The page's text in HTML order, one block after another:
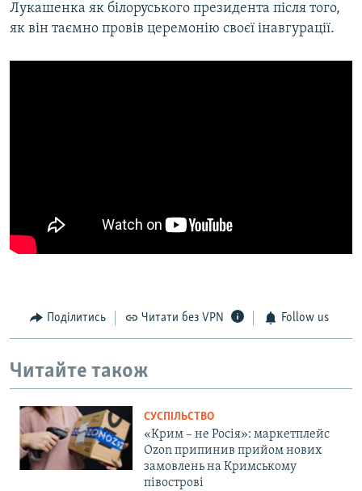
Лукашенка як білоруського президента після того,
як він таємно провів церемонію своєї інавгурації.
Поділитись Читати без VPN Follow us
Читайте також
СУСПІЛЬСТВО
«Крим – не Росія»: маркетплейс
Ozon припинив прийом нових
замовлень на Кримському
півострові